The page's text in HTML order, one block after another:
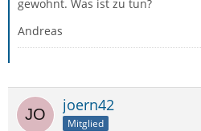
gewohnt. Was ist zu tun?
Andreas
joern42
Mitglied